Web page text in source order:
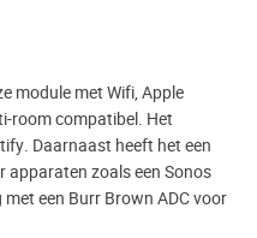
module met Wifi, Apple
room compatibel. Het
Daarnaast heeft het een
apparaten zoals een Sonos
een Burr Brown ADC voor